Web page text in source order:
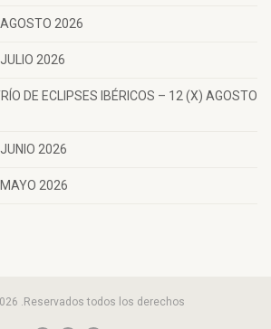
2026
2026
DE ECLIPSES IBÉRICOS – 12 (X) AGOSTO
2026
2026
.Reservados todos los derechos